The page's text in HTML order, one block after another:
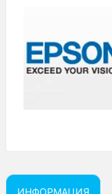
ИНФОРМАЦИЯ